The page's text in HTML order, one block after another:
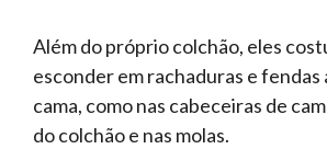
Além do próprio colchão, eles
esconder em rachaduras e fendas
cama, como nas cabeceiras de
do colchão e nas molas.